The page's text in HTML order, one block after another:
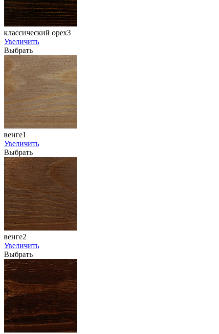
классический орех3
Увеличить
Выбрать
венге1
Увеличить
Выбрать
венге2
Увеличить
Выбрать